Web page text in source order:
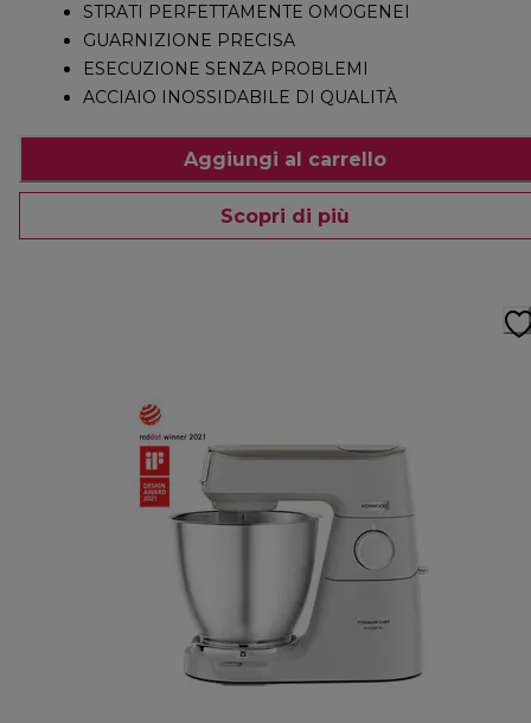
STRATI PERFETTAMENTE OMOGENEI
GUARNIZIONE PRECISA
ESECUZIONE SENZA PROBLEMI
ACCIAIO INOSSIDABILE DI QUALITÀ
Aggiungi al carrello
Scopri di più